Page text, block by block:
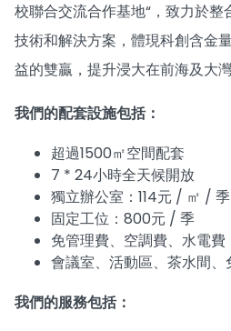
校聯合交流合作基地“，致力於
技術和解決方案，體現科創含金
益的雙贏，提升浸大在前海及大
我們的配套設施包括：
超過1500㎡空間配套
7 * 24小時全天候開放
獨立辦公室：114元 / ㎡ / 季
固定工位：800元 / 季
免管理費、空調費、水電費
會議室、活動區、茶水間
我們的服務包括：